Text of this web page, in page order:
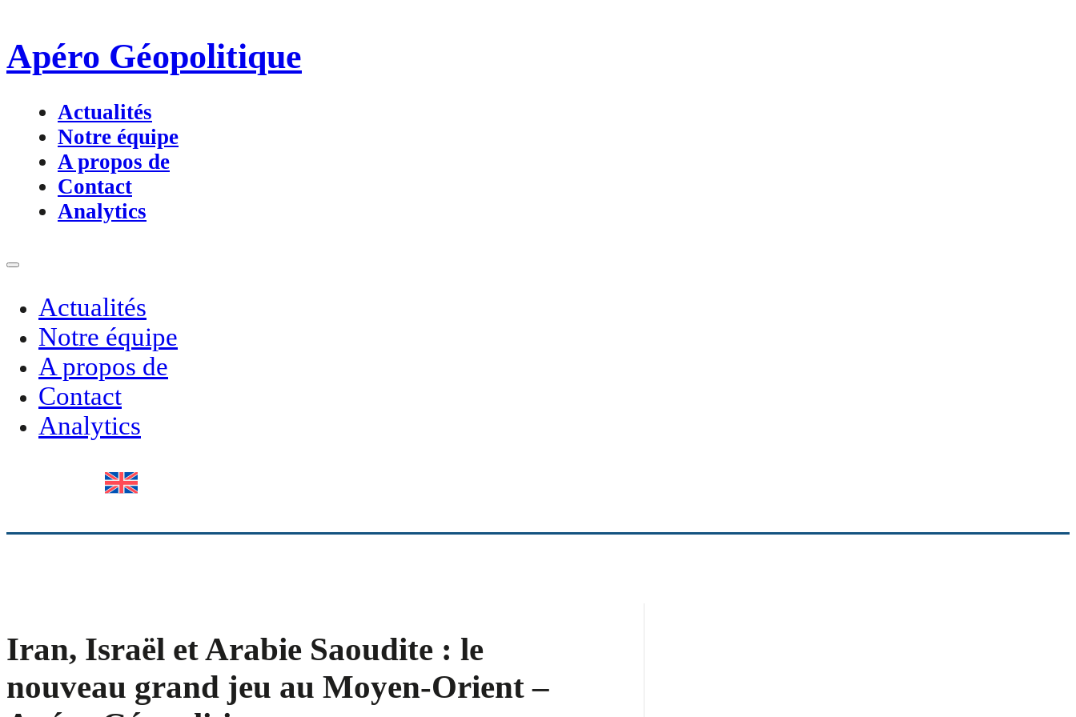
Apéro Géopolitique
Actualités
Notre équipe
A propos de
Contact
Analytics
Actualités
Notre équipe
A propos de
Contact
Analytics
Iran, Israël et Arabie Saoudite : le
nouveau grand jeu au Moyen-Orient –